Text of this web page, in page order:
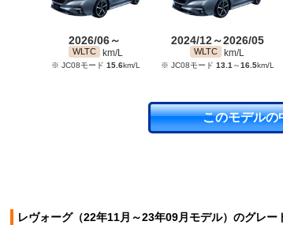
2026/06～
WLTC km/L
※ JC08モード 15.6km/L
2024/12～2026/05
WLTC km/L
※ JC08モード 13.1～16.5km/L
このモデルの
レヴォーグ（22年11月～23年09月モデル）のグレー